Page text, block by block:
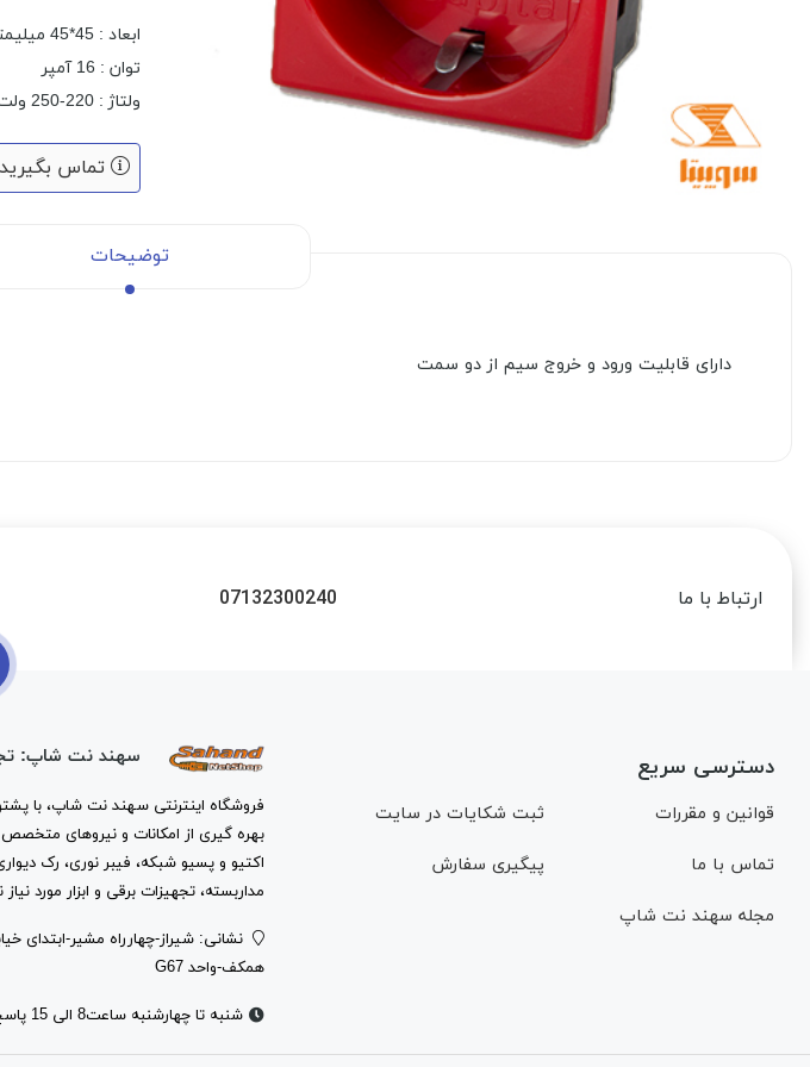
ابعاد : 45*45 میلیمتر
توان : 16 آمپر
ولتاژ : 220-250 ولت
تماس بگیرید
توضیحات
دارای قابلیت ورود و خروج سیم از دو سمت
ارتباط با ما 07132300240
دسترسی سریع
قوانین و مقررات ثبت شکایات در سایت
تماس با ما پیگیری سفارش
مجله سهند نت شاپ
سهند نت شاپ:
بهره گیری از امکانات و نیروهای متخصص
اکتیو و پسیو شبکه، فیبر نوری، رک
مداربسته، تجهیزات برقی و ابزار مورد
همکف-واحد G67
شنبه تا چهارشنبه ساعت8 الی 15 پاسخ گوی شما هستیم